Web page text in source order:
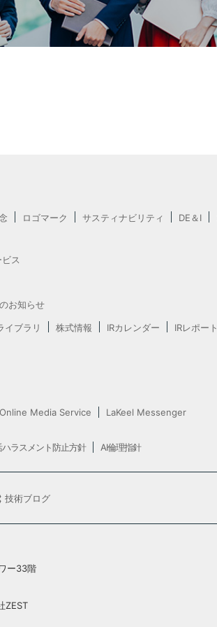
ロゴマーク サスティナビリティ DE＆I
ス
お知らせ
イブラリ 株式情報 IRカレンダー IRレポート
Media Service LaKeel Messenger
ハラスメント防止方針 AI倫理指針
技術ブログ
ー33階
ZEST